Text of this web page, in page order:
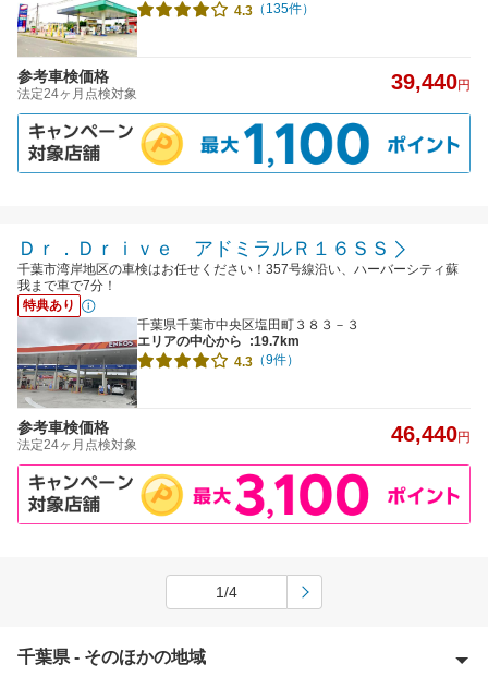
4.3 （135件）
参考車検価格
法定24ヶ月点検対象 39,440円
Ｄｒ．Ｄｒｉｖｅ アドミラルＲ１６ＳＳ
千葉市湾岸地区の車検はお任せください！357号線沿い、ハーバーシティ蘇
我まで車で7分！
特典あり
千葉県千葉市中央区塩田町３８３－３
エリアの中心から
:19.7km
4.3 （9件）
参考車検価格
法定24ヶ月点検対象 46,440円
1/4
千葉県 - そのほかの地域